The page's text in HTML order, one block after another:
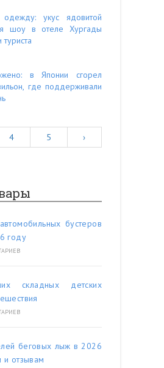
укус ядовитой
шоу в отеле Хургады
в Японии сгорел
где поддерживали
4 5
›
бустеров
году
складных детских
беговых лыж в 2026
и отзывам